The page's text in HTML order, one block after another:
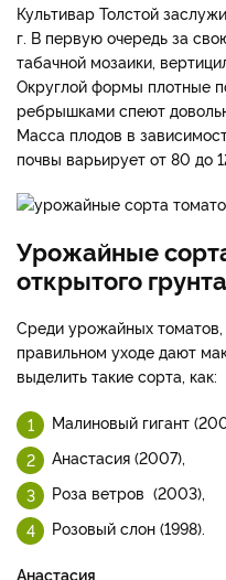
Культивар Толстой
г. В первую очередь за
табачной мозаики,
Округлой формы плотные
ребрышками спеют
Масса плодов в
почвы варьирует от 80 до
Урожайные
открытого грунта
Среди урожайных
правильном уходе дают
выделить такие сорта, как:
Малиновый гигант
Анастасия (2007),
Роза ветров (2003),
Розовый слон (1998).
Анастасия